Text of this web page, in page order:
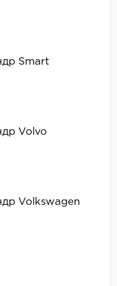
Smart
Volvo
Volkswagen